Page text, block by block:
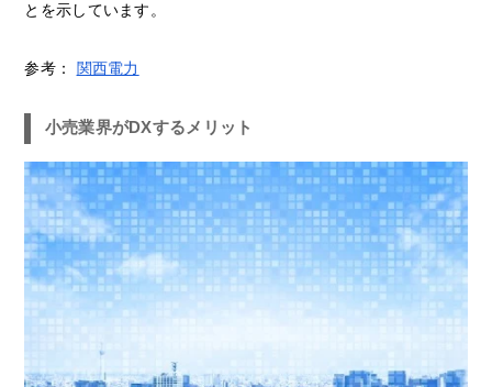
とを示しています。
参考： 関西電力
小売業界がDXするメリット